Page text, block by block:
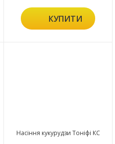
КУПИТИ
Насіння кукурудзи Тоніфі КС